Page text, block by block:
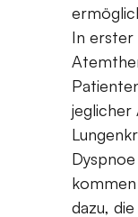
In erster
jeglicher
dazu,